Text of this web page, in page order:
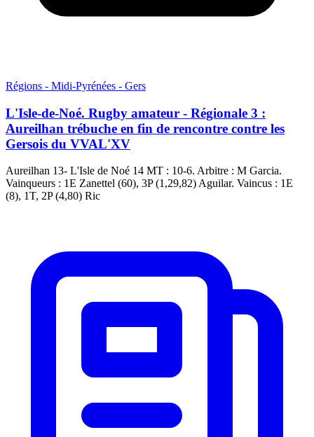
Régions - Midi-Pyrénées - Gers
L'Isle-de-Noé. Rugby amateur - Régionale 3 :
Aureilhan trébuche en fin de rencontre contre les
Gersois du VVAL'XV
Aureilhan 13- L'Isle de Noé 14 MT : 10-6. Arbitre : M Garcia.
Vainqueurs : 1E Zanettel (60), 3P (1,29,82) Aguilar. Vaincus : 1E
(8), 1T, 2P (4,80) Ric